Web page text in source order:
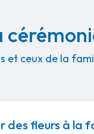
et ceux de la
des fleurs à la